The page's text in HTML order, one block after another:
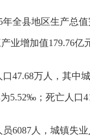
年全县地区生产总
业增加值179.76亿
47.68万人，其中
5.52‰；死亡人口
6087人，城镇失